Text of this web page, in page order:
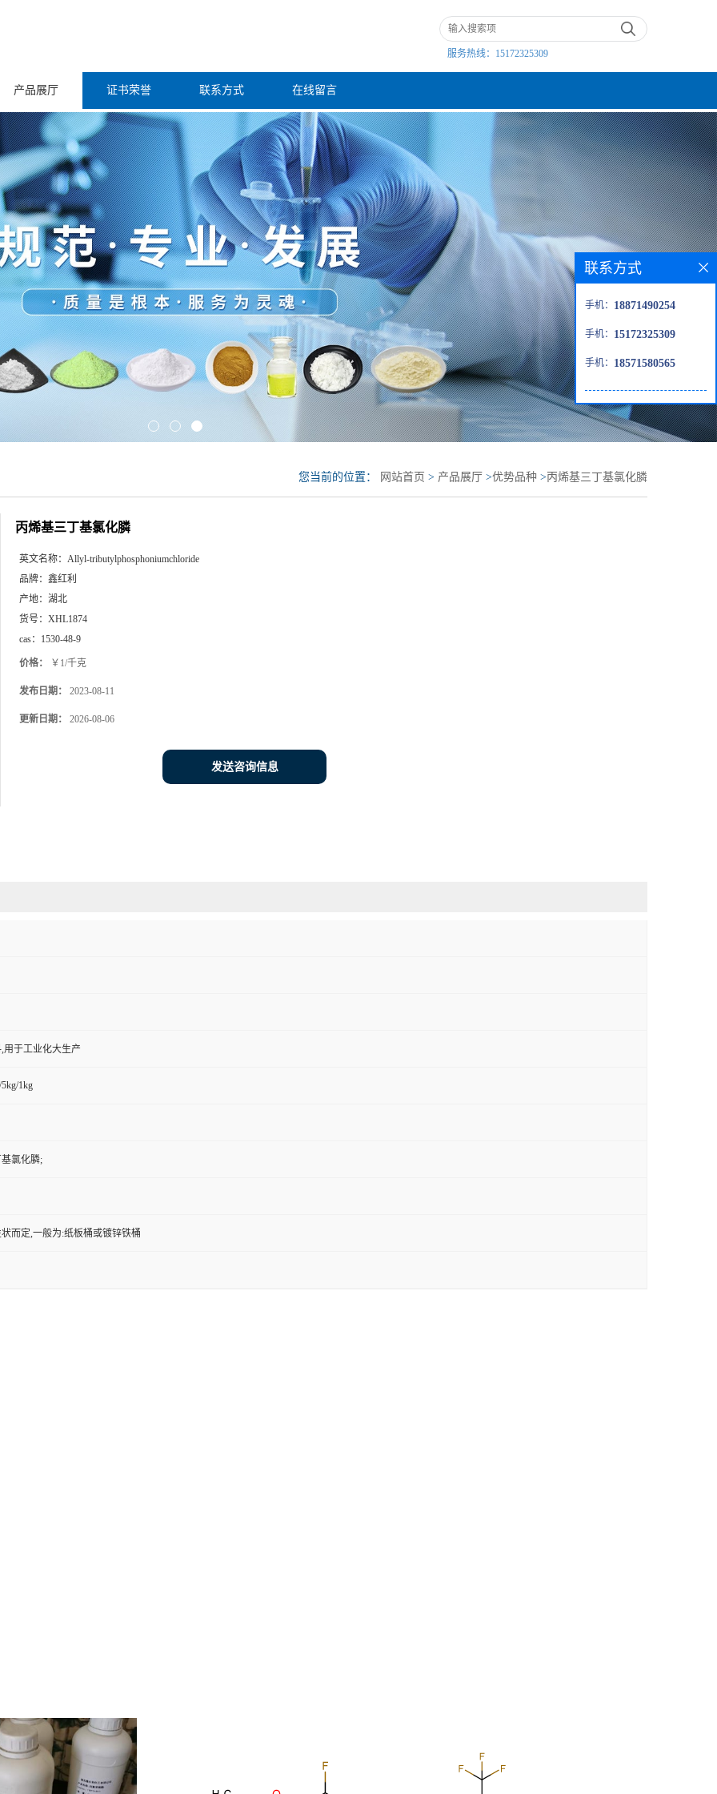
服务热线： 15172325309
产品展厅 证书荣誉 联系方式 在线留言
您当前的位置： 网站首页 > 产品展厅 >优势品种 >丙烯基三丁基氯化膦
丙烯基三丁基氯化膦
英文名称： Allyl-tributylphosphoniumchloride
品牌： 鑫红利
产地： 湖北
货号： XHL1874
cas： 1530-48-9
价格： ￥1/千克
发布日期： 2023-08-11
更新日期： 2026-08-06
发送咨询信息
用于工业化大生产
1kg
氯化膦;
而定,一般为:纸板桶或镀锌铁桶
联系方式
手机： 18871490254
手机： 15172325309
手机： 18571580565